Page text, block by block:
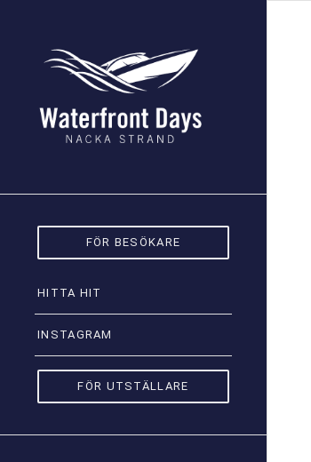
FÖR BESÖKARE
HITTA HIT
INSTAGRAM
FÖR UTSTÄLLARE